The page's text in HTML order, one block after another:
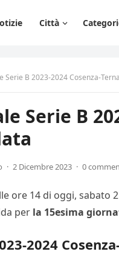
Città
Serie B 2023-2024 Cosenza-
Serie B
· 2 Dicembre 2023 · 0
ore 14 di oggi, sabato
per la 15esima
2024